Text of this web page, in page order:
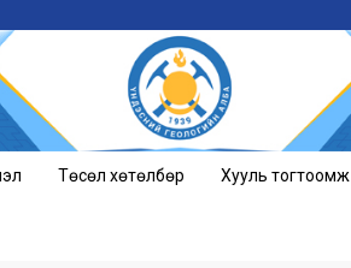
Төсөл хөтөлбөр Хууль тогтоомж